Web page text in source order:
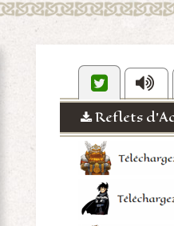
Reflets